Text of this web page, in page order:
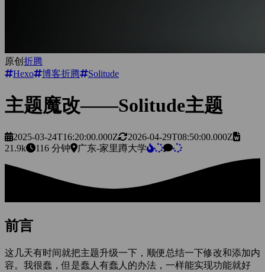
原创 折腾
Hexo
博客折腾 Solitude
主题魔改——Solitude主题
2025-03-24T16:20:00.000Z
2026-04-29T08:50:00.000Z
21.9k
116 分钟 广东-家里蹲大学
前言
这几天有时间就把主题升级一下，顺便总结一下修改和添加内
容。我很蠢，但是蠢人有蠢人的办法，一样能实现功能就好